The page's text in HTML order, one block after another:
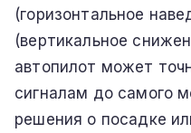
(горизонтальное
(вертикальное
автопилот может
сигналам до самого
решения о посадке